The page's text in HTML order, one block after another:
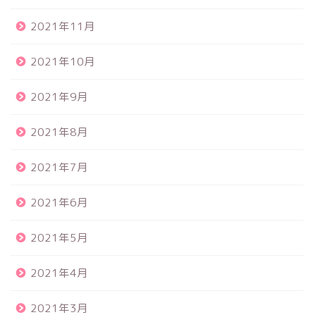
2021年11月
2021年10月
2021年9月
2021年8月
2021年7月
2021年6月
2021年5月
2021年4月
2021年3月